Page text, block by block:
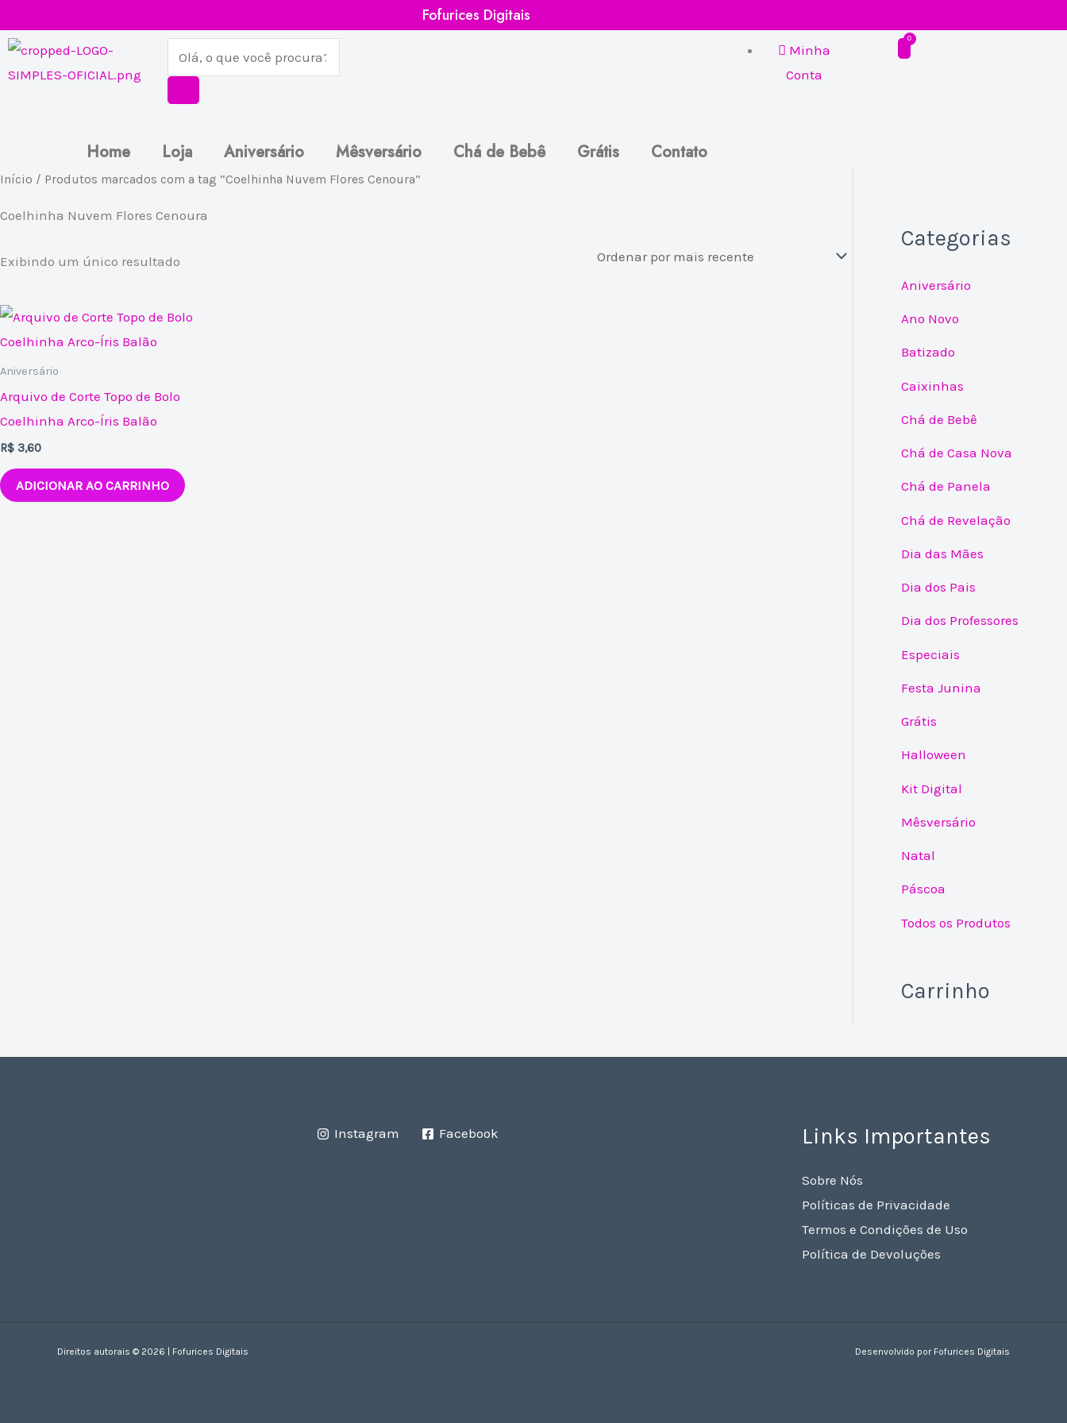
para
Fofurices Digitais
Pesquisar
produtos
Minha
Conta
Home Loja Aniversário Mêsversário Chá de Bebê Grátis Contato
Início / Produtos marcados com a tag “Coelhinha Nuvem Flores Cenoura”
Coelhinha Nuvem Flores Cenoura
Exibindo um único resultado
Aniversário
Arquivo de Corte Topo de Bolo
Coelhinha Arco-Íris Balão
R$ 3,60
ADICIONAR AO CARRINHO
Categorias
Aniversário
Ano Novo
Batizado
Caixinhas
Chá de Bebê
Chá de Casa Nova
Chá de Panela
Chá de Revelação
Dia das Mães
Dia dos Pais
Dia dos Professores
Especiais
Festa Junina
Grátis
Halloween
Kit Digital
Mêsversário
Natal
Páscoa
Todos os Produtos
Carrinho
Instagram Facebook Links Importantes
Sobre Nós
Políticas de Privacidade
Termos e Condições de Uso
Política de Devoluções
Direitos autorais © 2026 | Fofurices Digitais Desenvolvido por Fofurices Digitais